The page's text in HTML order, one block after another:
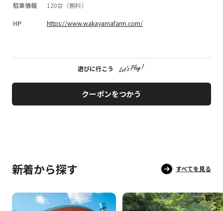
駐車情報 120台（無料）
HP https://www.wakayamafarm.com/
遊びに行こう
クーポンをつかう
新着から探す すべてを見る